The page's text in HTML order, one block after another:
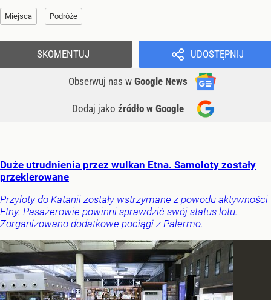
Miejsca Podróże
UDOSTĘPNIJ
Obserwuj nas w Google News
Dodaj jako źródło w Google
SKOMENTUJ
Duże utrudnienia przez wulkan Etna. Samoloty zostały
przekierowane
Przyloty do Katanii zostały wstrzymane z powodu aktywności
Etny. Pasażerowie powinni sprawdzić swój status lotu.
Zorganizowano dodatkowe pociągi z Palermo.